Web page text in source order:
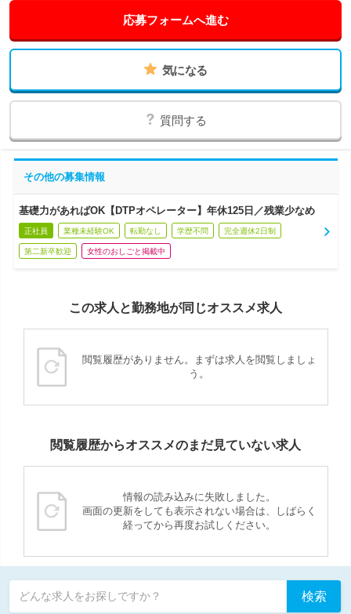
応募フォームへ進む
気になる
質問する
その他の募集情報
基礎力があればOK【DTPオペレーター】年休125日／残業少なめ
正社員 業種未経験OK 転勤なし 学歴不問 完全週休2日制
第二新卒歓迎 女性のおしごと掲載中
この求人と勤務地が同じオススメ求人
閲覧履歴がありません。まずは求人を閲覧しましょ
う。
閲覧履歴からオススメのまだ見ていない求人
情報の読み込みに失敗しました。
画面の更新をしても表示されない場合は、しばらく
経ってから再度お試しください。
どんな求人をお探しですか？ 検索